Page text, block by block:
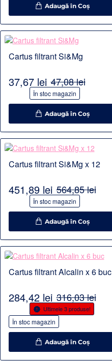
Adaugă în Coş
Detalii
Cartus filtrant Si&Mg
În stoc magazin
37,67 lei 47,08 lei
Adaugă în Coş
Detalii
Cartus filtrant Si&Mg x 12
În stoc magazin
451,89 lei 564,85 lei
Adaugă în Coş
Detalii
Cartus filtrant Alcalin x 6 buc
Ultimele 3 produse!
În stoc magazin
284,42 lei 316,03 lei
Adaugă în Coş